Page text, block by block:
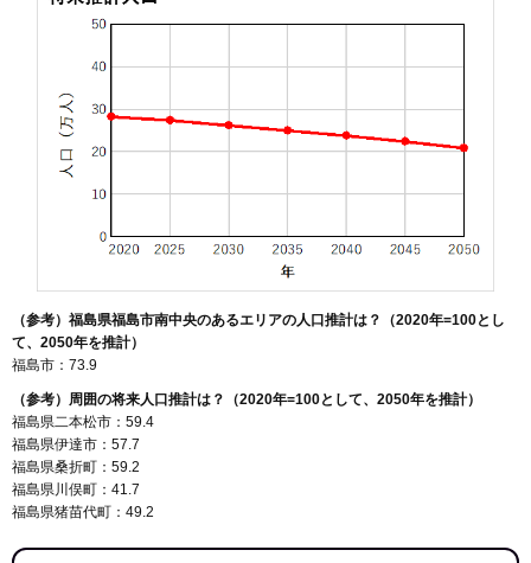
（参考）福島県福島市南中央のあるエリアの人口推計は？（2020年=100とし
て、2050年を推計）
福島市：73.9
（参考）周囲の将来人口推計は？（2020年=100として、2050年を推計）
福島県二本松市：59.4
福島県伊達市：57.7
福島県桑折町：59.2
福島県川俣町：41.7
福島県猪苗代町：49.2